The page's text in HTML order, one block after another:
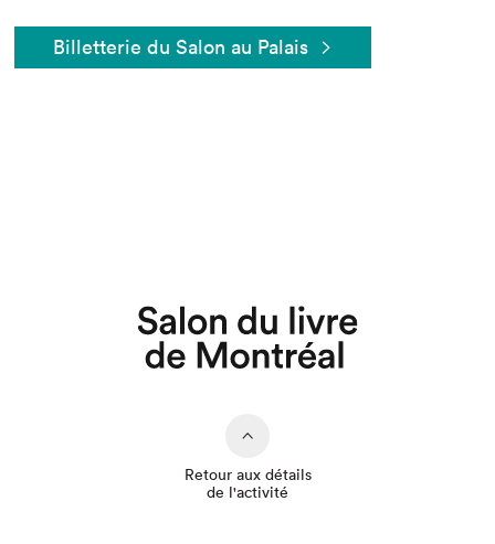
Billetterie du Salon au Palais
Retour aux détails
de l'activité